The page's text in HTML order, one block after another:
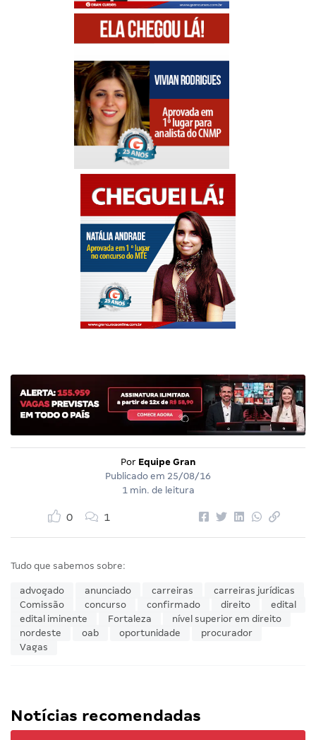
Por Equipe Gran
Publicado em 25/08/16
1 min. de leitura
0 1
Tudo que sabemos sobre:
advogado anunciado carreiras
carreiras jurídicas
Comissão
concurso confirmado direito
edital
edital iminente
Fortaleza
nível superior em direito
nordeste
oab oportunidade
procurador
Vagas
Notícias recomendadas